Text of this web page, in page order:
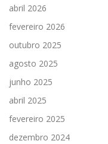
abril 2026
fevereiro 2026
outubro 2025
agosto 2025
junho 2025
abril 2025
fevereiro 2025
dezembro 2024